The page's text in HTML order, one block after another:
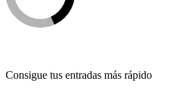
Consigue tus entradas más rápido